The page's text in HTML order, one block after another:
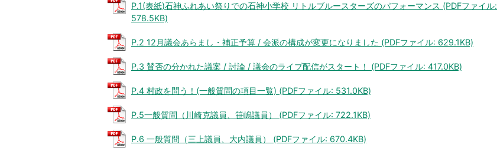
P.1(表紙)石神ふれあい祭りでの石神小学校 リトルブルースターズのパフォーマンス (PDFファイル:
578.5KB)
P.2 12月議会あらまし・補正予算 / 会派の構成が変更になりました (PDFファイル: 629.1KB)
P.3 賛否の分かれた議案 / 討論 / 議会のライブ配信がスタート！ (PDFファイル: 417.0KB)
P.4 村政を問う！(一般質問の項目一覧) (PDFファイル: 531.0KB)
P.5一般質問（川崎克議員、笹嶋議員） (PDFファイル: 722.1KB)
P.6 一般質問（三上議員、大内議員） (PDFファイル: 670.4KB)